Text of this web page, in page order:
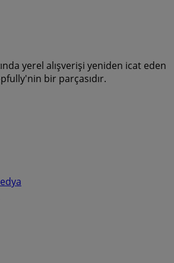
yerel alışverişi yeniden icat eden
bir parçasıdır.